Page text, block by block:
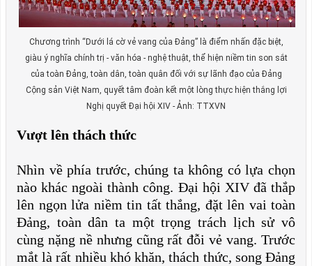
Chương trình “Dưới lá cờ vẻ vang của Đảng” là điểm nhấn đặc biệt,
giàu ý nghĩa chính trị - văn hóa - nghệ thuật, thể hiện niềm tin son sắt
của toàn Đảng, toàn dân, toàn quân đối với sự lãnh đạo của Đảng
Cộng sản Việt Nam, quyết tâm đoàn kết một lòng thực hiện thắng lợi
Nghị quyết Đại hội XIV - Ảnh: TTXVN
Vượt lên thách thức
Nhìn về phía trước, chúng ta không có lựa chọn
nào khác ngoài thành công. Đại hội XIV đã thắp
lên ngọn lửa niềm tin tất thắng, đặt lên vai toàn
Đảng, toàn dân ta một trọng trách lịch sử vô
cùng nặng nề nhưng cũng rất đỗi vẻ vang. Trước
mắt là rất nhiều khó khăn, thách thức, song Đảng